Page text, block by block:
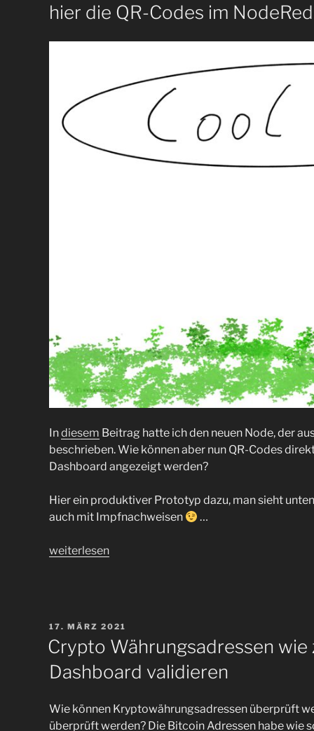
über
hier die QR-Codes im
Indiesem Beitrag hatte ich den neuen Node, der
beschrieben. Wie können aber nun QR-Codes
Dashboard angezeigt werden?
Hier ein produktiver Prototyp dazu, man sieht
auch mit Impfnachweisen
…
„Digitaler
auf
QR-
und
nicht
weiterlesen
VERÖFFENTLICHT
AM
17. MÄRZ 2021
Crypto Währungsadressen wie
Dashboard validieren
Wie können Kryptowährungsadressen überprüft
überprüft werden? Die Bitcoin Adressen habe wie